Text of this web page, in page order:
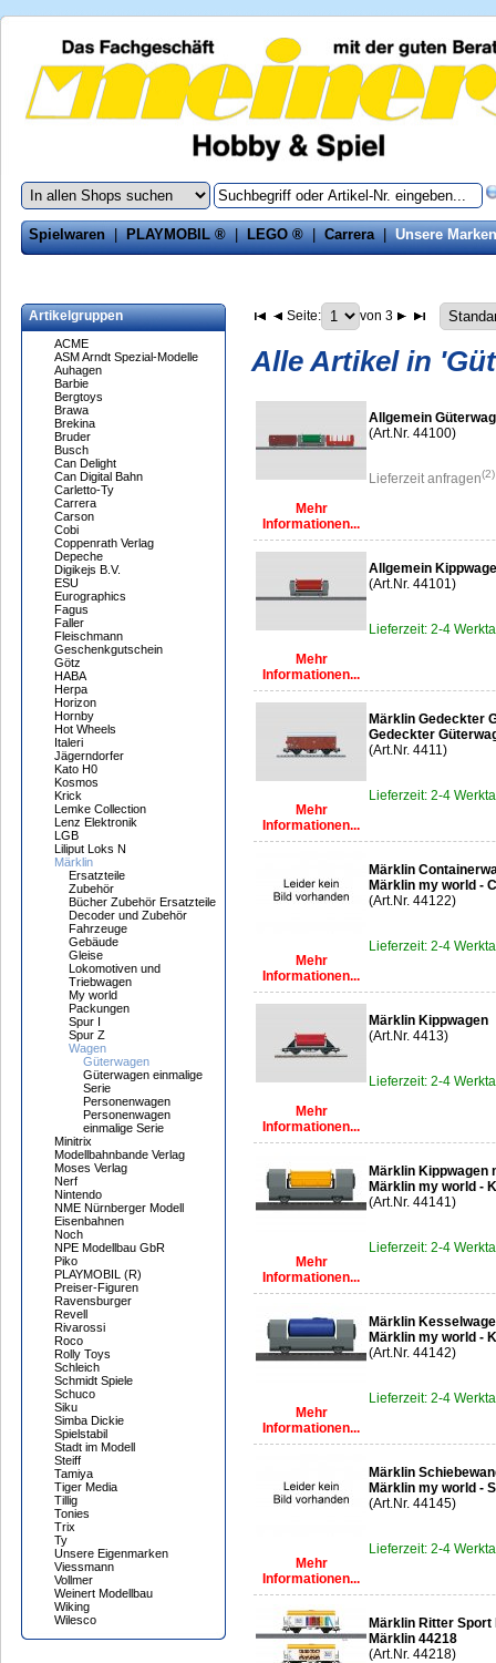
Spielwaren|PLAYMOBIL ®|LEGO ®|Carrera|Unsere Marken
Artikelgruppen
ACME
ASM Arndt Spezial-Modelle
Auhagen
Barbie
Bergtoys
Brawa
Brekina
Bruder
Busch
Can Delight
Can Digital Bahn
Carletto-Ty
Carrera
Carson
Cobi
Coppenrath Verlag
Depeche
Digikejs B.V.
ESU
Eurographics
Fagus
Faller
Fleischmann
Geschenkgutschein
Götz
HABA
Herpa
Horizon
Hornby
Hot Wheels
Italeri
Jägerndorfer
Kato H0
Kosmos
Krick
Lemke Collection
Lenz Elektronik
LGB
Liliput Loks N
Märklin
Ersatzteile
Zubehör
Bücher Zubehör Ersatzteile
Decoder und Zubehör
Fahrzeuge
Gebäude
Gleise
Lokomotiven und
Triebwagen
My world
Packungen
Spur I
Spur Z
Wagen
Güterwagen
Güterwagen einmalige
Serie
Personenwagen
Personenwagen
einmalige Serie
Minitrix
Modellbahnbande Verlag
Moses Verlag
Nerf
Nintendo
NME Nürnberger Modell
Eisenbahnen
Noch
NPE Modellbau GbR
Piko
PLAYMOBIL (R)
Preiser-Figuren
Ravensburger
Revell
Rivarossi
Roco
Rolly Toys
Schleich
Schmidt Spiele
Schuco
Siku
Simba Dickie
Spielstabil
Stadt im Modell
Steiff
Tamiya
Tiger Media
Tillig
Tonies
Trix
Ty
Unsere Eigenmarken
Viessmann
Vollmer
Weinert Modellbau
Wiking
Wilesco
Seite: von 3
Alle Artikel in
Mehr
Informationen...
Allgemein
(Art.Nr. 44100)
Lieferzeit anfragen(2)
Mehr
Informationen...
Allgemein
(Art.Nr. 44101)
Lieferzeit: 2-4
Mehr
Informationen...
Märklin Gedeckter
Gedeckter
(Art.Nr. 4411)
Lieferzeit: 2-4
Mehr
Informationen...
Märklin
Märklin my world -
(Art.Nr. 44122)
Lieferzeit: 2-4
Mehr
Informationen...
Märklin Kippwagen
(Art.Nr. 4413)
Lieferzeit: 2-4
Mehr
Informationen...
Märklin Kippwagen
Märklin my world -
(Art.Nr. 44141)
Lieferzeit: 2-4
Mehr
Informationen...
Märklin
Märklin my world -
(Art.Nr. 44142)
Lieferzeit: 2-4
Mehr
Informationen...
Märklin
Märklin my world -
(Art.Nr. 44145)
Lieferzeit: 2-4
Märklin Ritter Sport
Märklin 44218
(Art.Nr. 44218)